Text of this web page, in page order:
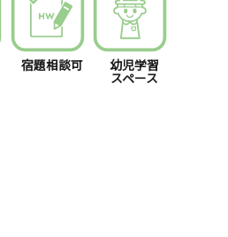
宿題相談可 幼児学習
スペース